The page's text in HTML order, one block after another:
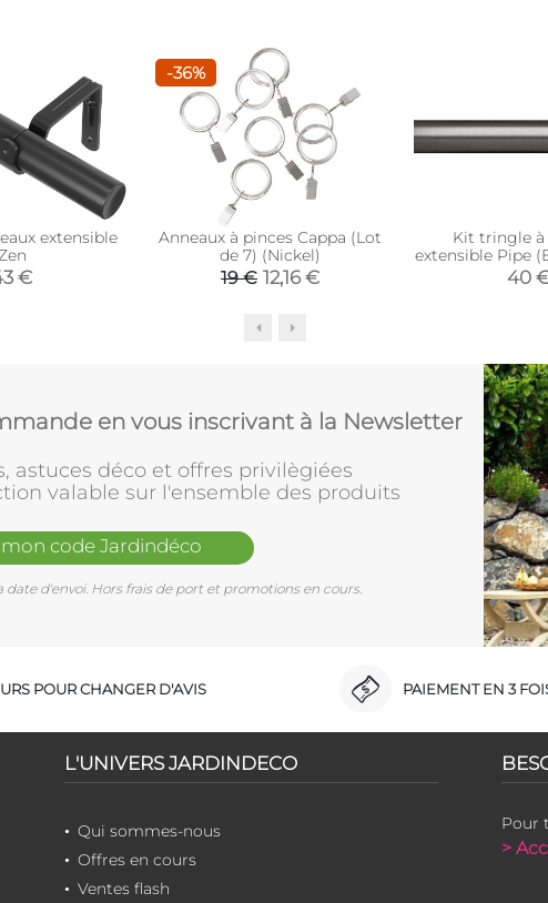
extensible
€
-36%
Anneaux à pinces Cappa (Lot
de 7) (Nickel)
19 € 12,16 €
Kit tringle à
extensible Pipe
91 à 168
40
en vous inscrivant à la Newsletter
astuces déco et offres privilègiées
valable sur l'ensemble des produits
mon code Jardindéco
date d'envoi. Hors frais de port et promotions en cours.
POUR CHANGER D'AVIS PAIEMENT EN 3
L'UNIVERS JARDINDECO
Qui sommes-nous
Offres en cours
Ventes flash
Pour
>